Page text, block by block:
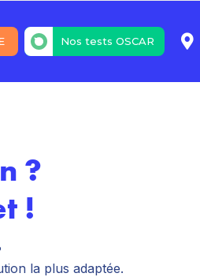
Nos tests OSCAR
?
!
la plus adaptée.